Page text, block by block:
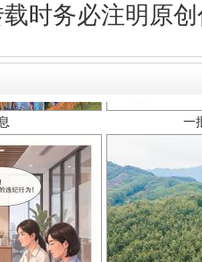
时务必注明原 一
子